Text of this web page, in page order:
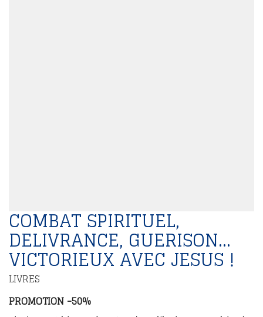
COMBAT SPIRITUEL,
DELIVRANCE, GUERISON…
VICTORIEUX AVEC JESUS !
LIVRES
PROMOTION -50%